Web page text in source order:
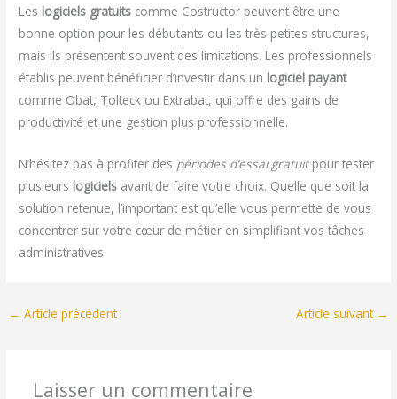
Les logiciels gratuits comme Costructor peuvent être une
bonne option pour les débutants ou les très petites structures,
mais ils présentent souvent des limitations. Les professionnels
établis peuvent bénéficier d’investir dans un logiciel payant
comme Obat, Tolteck ou Extrabat, qui offre des gains de
productivité et une gestion plus professionnelle.
N’hésitez pas à profiter des périodes d’essai gratuitpour tester
plusieurs logiciels avant de faire votre choix. Quelle que soit la
solution retenue, l’important est qu’elle vous permette de vous
concentrer sur votre cœur de métier en simplifiant vos tâches
administratives.
← Article précédent Article suivant →
Laisser un commentaire